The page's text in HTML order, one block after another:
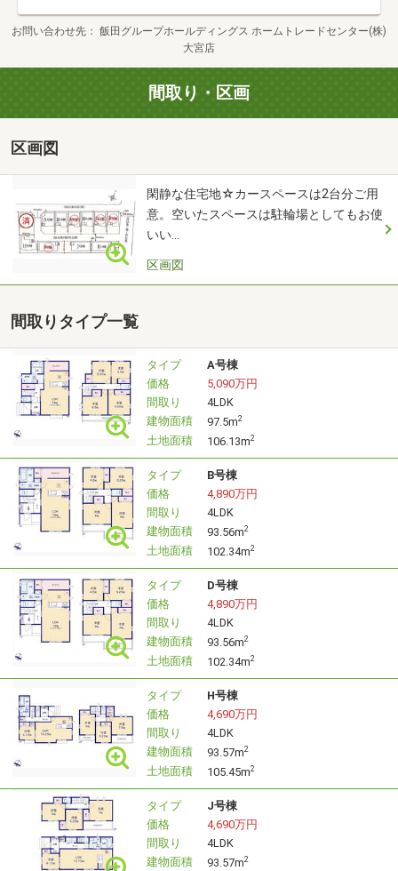
① さくっと見学コース （３０分～）
② じっくり見学コース （６０分～）
③ 納得見学コース （９０分～）
上記①～④の中でお好きな番号をお教えください♪
※物件のご見学と合わせて、ファイナンシャルプランナー
による
無料相談も可能でございます。お気軽に営業担当までご相
談下さい
◇最寄り駅へのお迎えなど、ご要望に応じて送迎も可能で
ございます。
当日担当をさせていただくスタッフとお打ち合わせいただ
き、スムーズな
ご見学ができますよう調整させていただきます。
◆ご見学の予約について
鍵の手配が必要な場合があるため、お早目にご予約いただ
けますと
スムーズにご案内が可能でございます。
当日はスマホなどで物件で写真撮影も可能でございます
◇ご見学希望は≪見学予約（無料）≫ボタンから予約可能
です◇
当日見学希望の際は、電話ボタン（青色）からお気軽にご
連絡下さい♪
平日やお仕事前・後のご見学もお待ちしております♪
◇◆◇◆◇◆◇◆◇◆◇◆◇◆◇◆◇◆◇◆◇◆◇◆
お問い合わせ先
飯田グループホールディングス ホームトレードセンター(株)
大宮店
間取り・区画
区画図
閑静な住宅地☆カースペースは2台分ご用
意。空いたスペースは駐輪場としてもお使
いい…
区画図
間取りタイプ一覧
タイプ
A号棟
価格
5,090万円
間取り
4LDK
建物面積
97.5m2
土地面積 106.13m2
タイプ
B号棟
価格
4,890万円
間取り
4LDK
建物面積
93.56m2
土地面積 102.34m2
タイプ
D号棟
価格
4,890万円
間取り
4LDK
建物面積
93.56m2
土地面積 102.34m2
タイプ
H号棟
価格
4,690万円
間取り
4LDK
建物面積
93.57m2
土地面積 105.45m2
タイプ
J号棟
価格
4,690万円
間取り
4LDK
建物面積
93.57m2